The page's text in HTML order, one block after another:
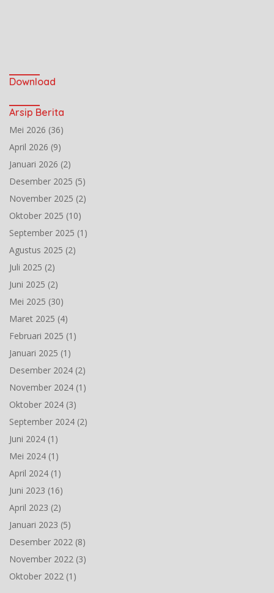
Download
Arsip Berita
Mei 2026 (36)
April 2026 (9)
Januari 2026 (2)
Desember 2025 (5)
November 2025 (2)
Oktober 2025 (10)
September 2025 (1)
Agustus 2025 (2)
Juli 2025 (2)
Juni 2025 (2)
Mei 2025 (30)
Maret 2025 (4)
Februari 2025 (1)
Januari 2025 (1)
Desember 2024 (2)
November 2024 (1)
Oktober 2024 (3)
September 2024 (2)
Juni 2024 (1)
Mei 2024 (1)
April 2024 (1)
Juni 2023 (16)
April 2023 (2)
Januari 2023 (5)
Desember 2022 (8)
November 2022 (3)
Oktober 2022 (1)